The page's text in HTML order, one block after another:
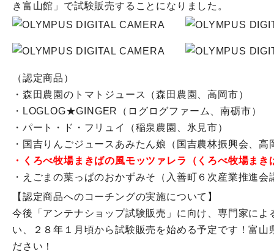
き富山館」で試験販売することになりました。
（認定商品）
・森田農園のトマトジュース（森田農園、高岡市）
・LOGLOG★GINGER（ログログファーム、南砺市）
・パート・ド・フリュイ（稲泉農園、氷見市）
・国吉りんごジュースあみたん娘（国吉農林振興会、高
・くろべ牧場まきばの風モッツァレラ（くろべ牧場まき
・えごまの葉っぱのおかずみそ（入善町６次産業推進会
【認定商品へのコーチングの実施について】
今後「アンテナショップ試験販売」に向け、専門家によ
い、２８年１月頃から試験販売を始める予定です！富山
ださい！